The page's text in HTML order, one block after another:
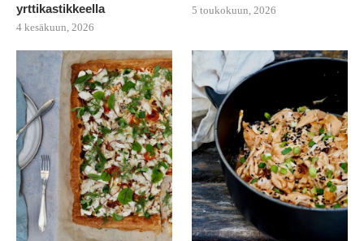
yrttikastikkeella
4 kesäkuun, 2026
5 toukokuun, 2026